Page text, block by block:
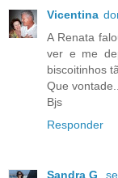
Vicentina
A Renata
ver e me
biscoitinhos
Que
Bjs
Responder
Sandra G